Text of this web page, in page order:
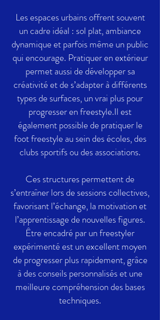
​Les espaces urbains offrent souvent
un cadre idéal : sol plat, ambiance
dynamique et parfois même un public
qui encourage. Pratiquer en extérieur
permet aussi de développer sa
créativité et de s’adapter à différents
types de surfaces, un vrai plus pour
progresser en freestyle.​Il est
également possible de pratiquer le
foot freestyle au sein des écoles, des
clubs sportifs ou des associations.
Ces structures permettent de
s’entraîner lors de sessions collectives,
favorisant l’échange, la motivation et
l’apprentissage de nouvelles figures.
Être encadré par un freestyler
expérimenté est un excellent moyen
de progresser plus rapidement, grâce
à des conseils personnalisés et une
meilleure compréhension des bases
techniques.​